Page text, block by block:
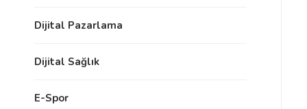
Dijital Pazarlama
Dijital Sağlık
E-Spor